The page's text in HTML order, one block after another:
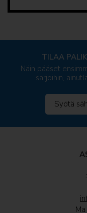
TILAA
Näin pääset
sarjoihin,